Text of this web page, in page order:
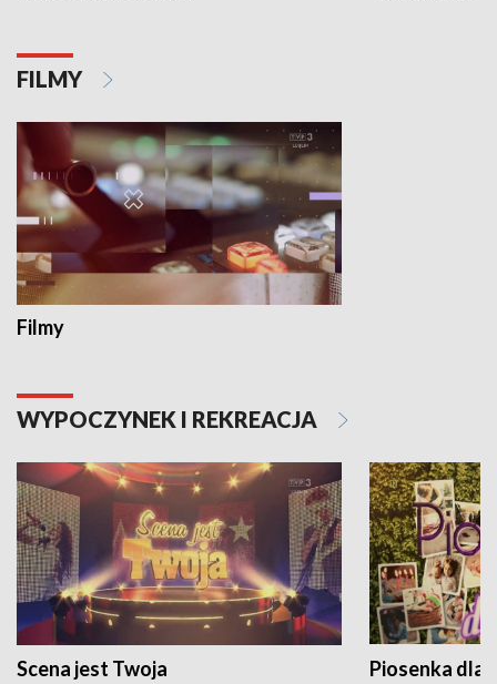
FILMY
Filmy
WYPOCZYNEK I REKREACJA
Scena jest Twoja Piosenka dla